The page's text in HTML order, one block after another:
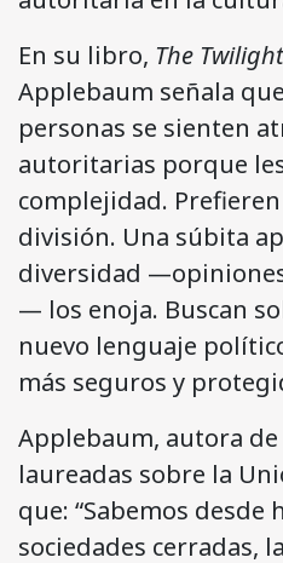
En su libro, The
Applebaum señala
personas se sienten
autoritarias porque
complejidad.
división. Una súbita
diversidad
— los enoja. Buscan
nuevo lenguaje
más seguros y
Applebaum, autora
laureadas sobre la
que: “Sabemos desde
sociedades cerradas,